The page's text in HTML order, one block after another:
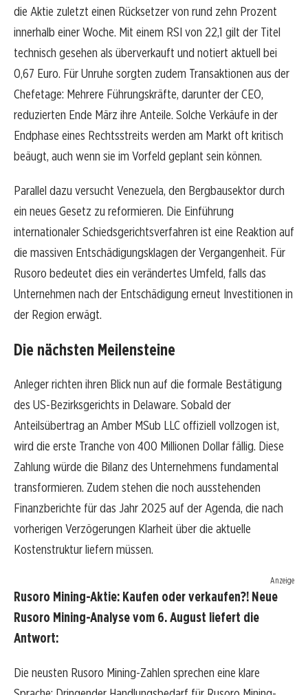
die Aktie zuletzt einen Rücksetzer von rund zehn Prozent
innerhalb einer Woche. Mit einem RSI von 22,1 gilt der Titel
technisch gesehen als überverkauft und notiert aktuell bei
0,67 Euro. Für Unruhe sorgten zudem Transaktionen aus der
Chefetage: Mehrere Führungskräfte, darunter der CEO,
reduzierten Ende März ihre Anteile. Solche Verkäufe in der
Endphase eines Rechtsstreits werden am Markt oft kritisch
beäugt, auch wenn sie im Vorfeld geplant sein können.
Parallel dazu versucht Venezuela, den Bergbausektor durch
ein neues Gesetz zu reformieren. Die Einführung
internationaler Schiedsgerichtsverfahren ist eine Reaktion auf
die massiven Entschädigungsklagen der Vergangenheit. Für
Rusoro bedeutet dies ein verändertes Umfeld, falls das
Unternehmen nach der Entschädigung erneut Investitionen in
der Region erwägt.
Die nächsten Meilensteine
Anleger richten ihren Blick nun auf die formale Bestätigung
des US-Bezirksgerichts in Delaware. Sobald der
Anteilsübertrag an Amber MSub LLC offiziell vollzogen ist,
wird die erste Tranche von 400 Millionen Dollar fällig. Diese
Zahlung würde die Bilanz des Unternehmens fundamental
transformieren. Zudem stehen die noch ausstehenden
Finanzberichte für das Jahr 2025 auf der Agenda, die nach
vorherigen Verzögerungen Klarheit über die aktuelle
Kostenstruktur liefern müssen.
Anzeige
Rusoro Mining-Aktie: Kaufen oder verkaufen?! Neue
Rusoro Mining-Analyse vom 6. August liefert die
Antwort:
Die neusten Rusoro Mining-Zahlen sprechen eine klare